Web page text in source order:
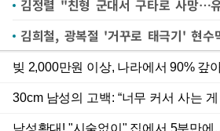
김정렬 "친형 군대서 구타로 사망…
김희철, 광복절 '거꾸로 태극기' 현